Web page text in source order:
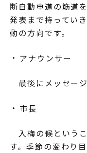
断自動車道の筋道
発表まで持ってい
動の方向です。
アナウンサー
最後にメッセー
市長
入梅の候という
す。季節の変わり